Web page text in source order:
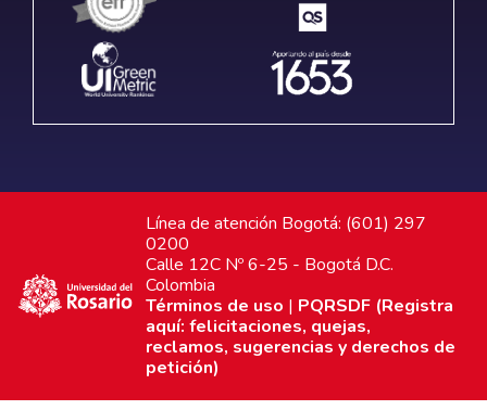
Línea de atención Bogotá: (601) 297
0200
Calle 12C Nº 6-25 - Bogotá D.C.
Colombia
Términos de uso | PQRSDF (Registra
aquí: felicitaciones, quejas,
reclamos, sugerencias y derechos de
petición)